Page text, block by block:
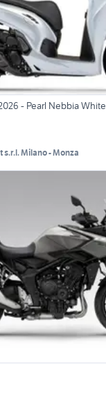
- Pearl Nebbia White
s.r.l. Milano - Monza